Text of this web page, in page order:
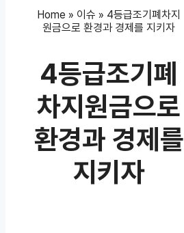
Home » 이슈 » 4등급조기폐차지
원금으로 환경과 경제를 지키자
4등급조기폐
차지원금으로
환경과 경제를
지키자